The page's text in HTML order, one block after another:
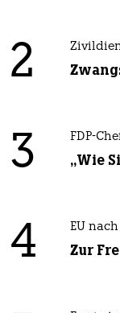
2
3 FDP-
„Wie
4 EU
Zur